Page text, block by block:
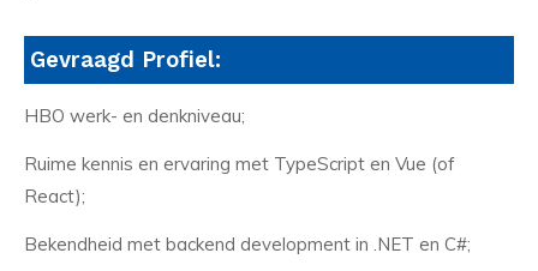
Gevraagd Profiel:
HBO werk- en denkniveau;
Ruime kennis en ervaring met TypeScript en Vue (of
React);
Bekendheid met backend development in .NET en C#;